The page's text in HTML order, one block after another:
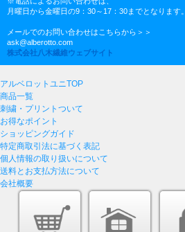
月曜日から金曜日の9：30～17：30までとなります。
メールでのお問い合わせはこちらから＞＞
ask@alberotto.com
株式会社八木繊維ウェブサイト
アルベロットユニTOP
商品一覧
刺繍・プリントついて
お得なポイント
ショッピングガイド
特定商取引法に基づく表記
個人情報の取り扱いについて
送料とお支払方法について
会社概要